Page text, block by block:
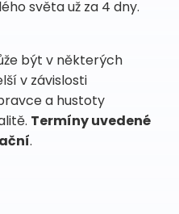
světa už za 4 dny.
být v některých
v závislosti
a hustoty
Termíny uvedené
.